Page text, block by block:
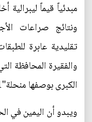
مبدئياً قيماً ليبرالية
ونتائج صراعات
تقليدية عابرة
والفقيرة المحافظة
الكبرى بوصفها منحلة"1.
ويبدو أن اليمين في